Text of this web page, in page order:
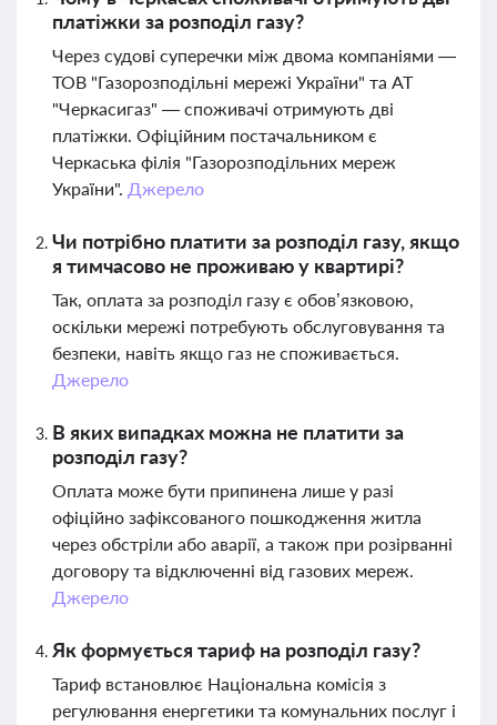
платіжки за розподіл газу?
Через судові суперечки між двома компаніями —
ТОВ "Газорозподільні мережі України" та АТ
"Черкасигаз" — споживачі отримують дві
платіжки. Офіційним постачальником є
Черкаська філія "Газорозподільних мереж
України". Джерело
Чи потрібно платити за розподіл газу, якщо
я тимчасово не проживаю у квартирі?
Так, оплата за розподіл газу є обов’язковою,
оскільки мережі потребують обслуговування та
безпеки, навіть якщо газ не споживається.
Джерело
В яких випадках можна не платити за
розподіл газу?
Оплата може бути припинена лише у разі
офіційно зафіксованого пошкодження житла
через обстріли або аварії, а також при розірванні
договору та відключенні від газових мереж.
Джерело
Як формується тариф на розподіл газу?
Тариф встановлює Національна комісія з
регулювання енергетики та комунальних послуг і